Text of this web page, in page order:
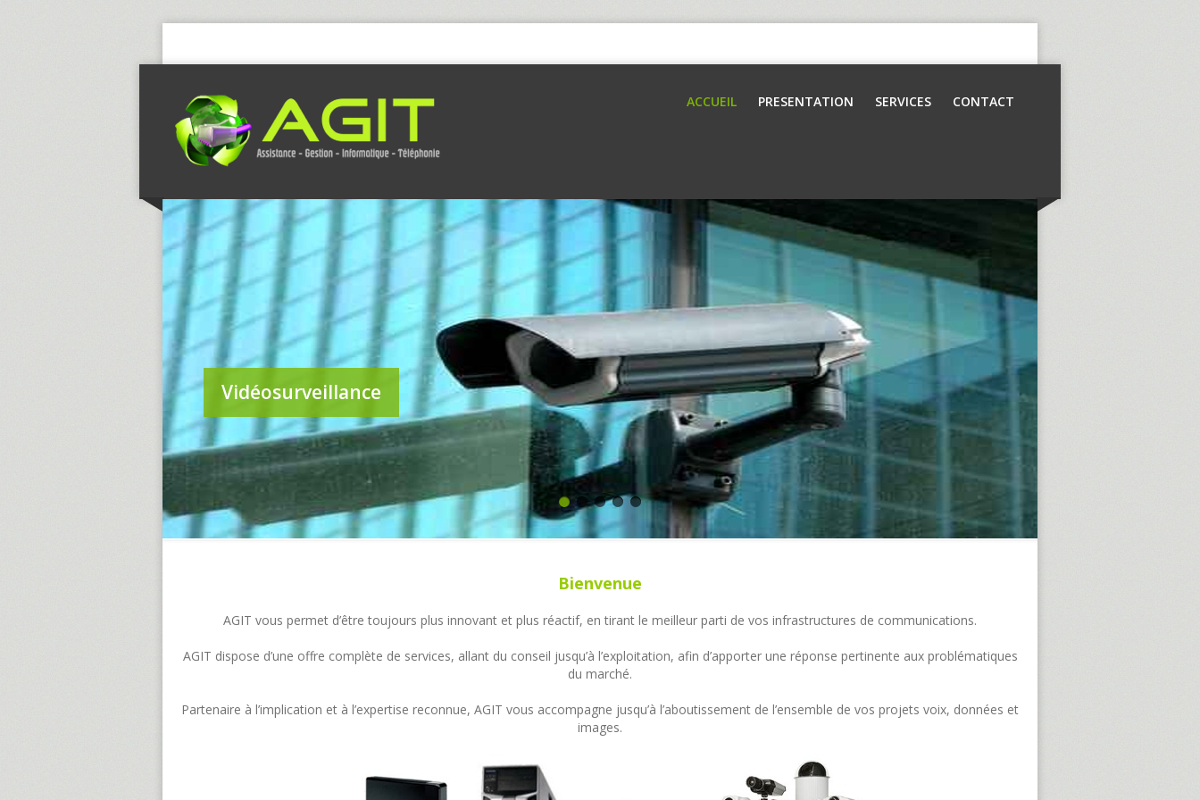
ACCUEIL PRESENTATION SERVICES CONTACT
Vidéosurveillance
Bienvenue
AGIT vous permet d’être toujours plus innovant et plus réactif, en tirant le meilleur parti de vos infrastructures de communications.
AGIT dispose d’une offre complète de services, allant du conseil jusqu’à l’exploitation, afin d’apporter une réponse pertinente aux problématiques
du marché.
Partenaire à l’implication et à l’expertise reconnue, AGIT vous accompagne jusqu’à l’aboutissement de l’ensemble de vos projets voix, données et
images.